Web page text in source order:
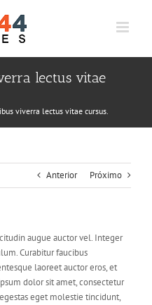
lectus vitae
viverra lectus vitae cursus.
Anterior Próximo
augue auctor vel. Integer
Curabitur faucibus
laoreet auctor eros, et
dolor sit amet, consectetur
eget molestie tincidunt,